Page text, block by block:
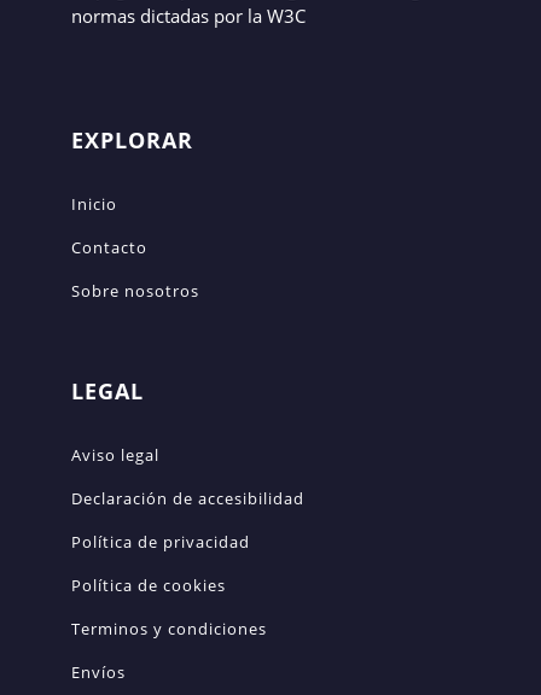
normas dictadas por la W3C
EXPLORAR
Inicio
Contacto
Sobre nosotros
LEGAL
Aviso legal
Declaración de accesibilidad
Política de privacidad
Política de cookies
Terminos y condiciones
Envíos